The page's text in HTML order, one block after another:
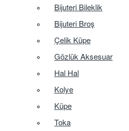
Bijuteri Bileklik
Bijuteri Broş
Çelik Küpe
Gözlük Aksesuar
Hal Hal
Kolye
Küpe
Toka